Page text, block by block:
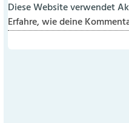
Diese Website verwendet
Erfahre, wie deine